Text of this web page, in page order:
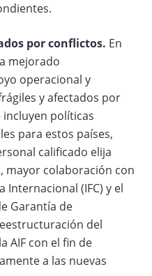
por conflictos. En
mejorado
operacional y
y afectados por
incluyen políticas
para estos países,
calificado elija
mayor colaboración con
Internacional (IFC) y el
Garantía de
del
AIF con el fin de
a las nuevas